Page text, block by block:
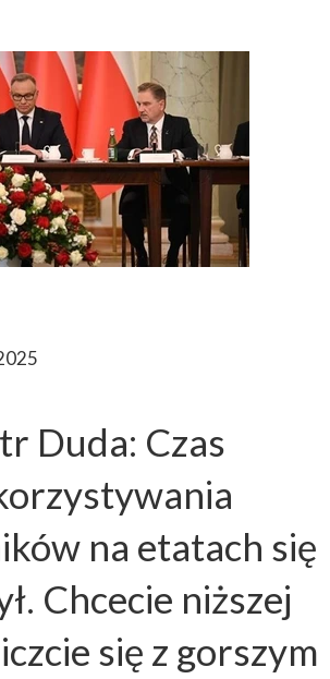
Duda: Czas
na etatach się
Chcecie niższej
się z gorszym